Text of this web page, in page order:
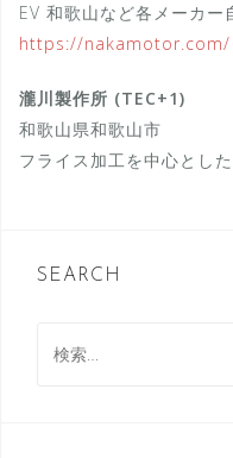
EV 和歌山など各メーカー
https://nakamotor.com/
瀧川製作所 (TEC+1)
和歌山県和歌山市
フライス加工を中心とし
SEARCH
索: